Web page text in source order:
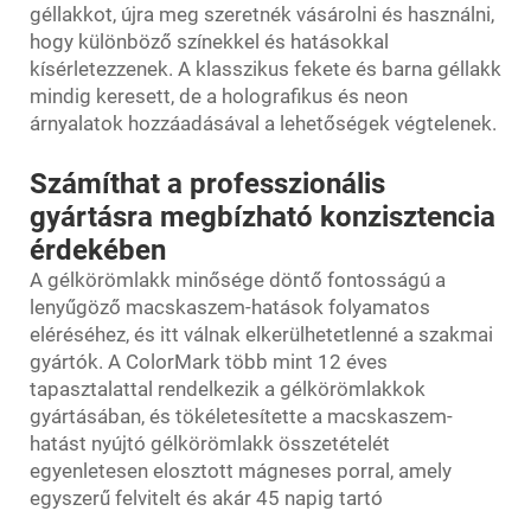
géllakkot, újra meg szeretnék vásárolni és használni,
hogy különböző színekkel és hatásokkal
kísérletezzenek. A klasszikus fekete és barna géllakk
mindig keresett, de a holografikus és neon
árnyalatok hozzáadásával a lehetőségek végtelenek.
Számíthat a professzionális
gyártásra megbízható konzisztencia
érdekében
A gélkörömlakk minősége döntő fontosságú a
lenyűgöző macskaszem-hatások folyamatos
eléréséhez, és itt válnak elkerülhetetlenné a szakmai
gyártók. A ColorMark több mint 12 éves
tapasztalattal rendelkezik a gélkörömlakkok
gyártásában, és tökéletesítette a macskaszem-
hatást nyújtó gélkörömlakk összetételét
egyenletesen elosztott mágneses porral, amely
egyszerű felvitelt és akár 45 napig tartó